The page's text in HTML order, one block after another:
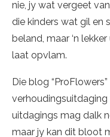
nie, jy wat vergeet
die kinders wat gil en
beland, maar ‘n
laat opvlam.
Die blog
uitdagings mag dalk
maar jy kan dit bloot